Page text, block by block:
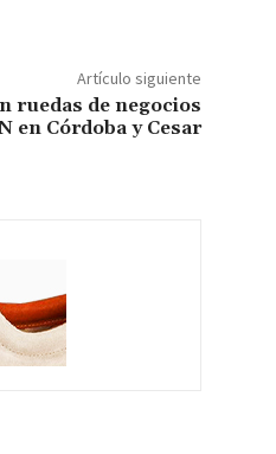
Artículo siguiente
ruedas de negocios
en Córdoba y Cesar